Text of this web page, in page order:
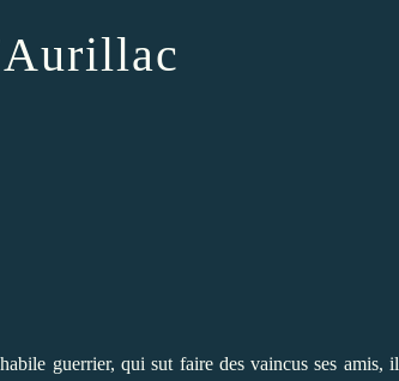
guerrier, qui sut faire des vaincus ses amis, il